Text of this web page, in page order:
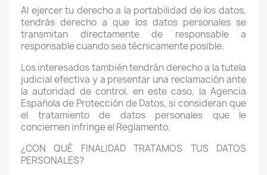
Al ejercer tu derecho a la portabilidad de los datos,
tendrás derecho a que los datos personales se
transmitan directamente de responsable a
responsable cuando sea técnicamente posible.
Los interesados también tendrán derecho a la tutela
judicial efectiva y a presentar una reclamación ante
la autoridad de control, en este caso, la Agencia
Española de Protección de Datos, si consideran que
el tratamiento de datos personales que le
conciernen infringe el Reglamento.
¿CON QUÉ FINALIDAD TRATAMOS TUS DATOS
PERSONALES?